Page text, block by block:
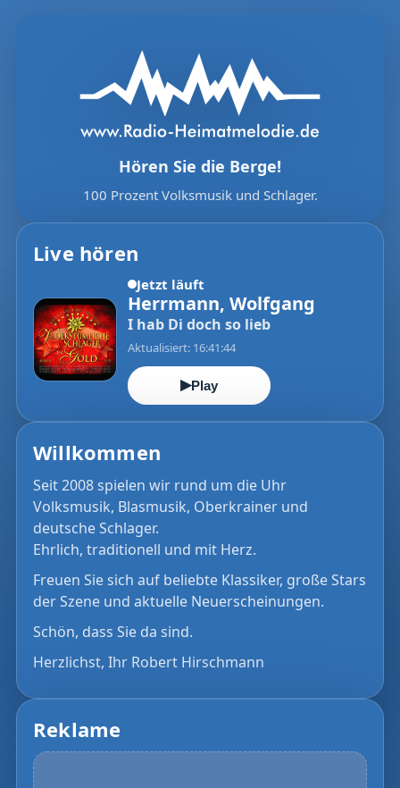
Hören Sie die Berge!
100 Prozent Volksmusik und Schlager.
Live hören
Jetzt läuft
Herrmann, Wolfgang
I hab Di doch so lieb
Aktualisiert: 16:41:44
▶Play
Willkommen
Seit 2008 spielen wir rund um die Uhr
Volksmusik, Blasmusik, Oberkrainer und
deutsche Schlager.
Ehrlich, traditionell und mit Herz.
Freuen Sie sich auf beliebte Klassiker, große Stars
der Szene und aktuelle Neuerscheinungen.
Schön, dass Sie da sind.
Herzlichst, Ihr Robert Hirschmann
Reklame